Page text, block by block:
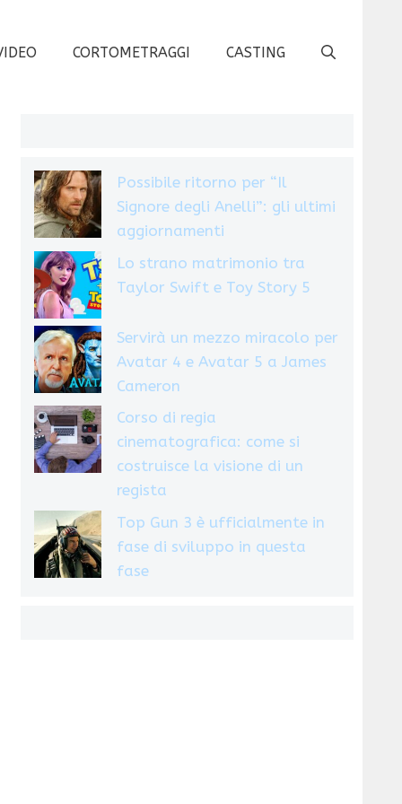
CORTOMETRAGGI CASTING
Possibile ritorno per “Il
Signore degli Anelli”: gli ultimi
aggiornamenti
Lo strano matrimonio tra
Taylor Swift e Toy Story 5
Servirà un mezzo miracolo per
Avatar 4 e Avatar 5 a James
Cameron
Corso di regia
cinematografica: come si
costruisce la visione di un
regista
Top Gun 3 è ufficialmente in
fase di sviluppo in questa
fase